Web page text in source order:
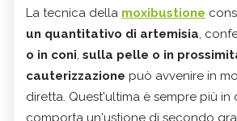
La tecnica della moxibustione
un quantitativo di artemisia,
o in coni, sulla pelle o in
cauterizzazione può avvenire in
diretta. Quest'ultima è sempre più in
comporta un'ustione di secondo